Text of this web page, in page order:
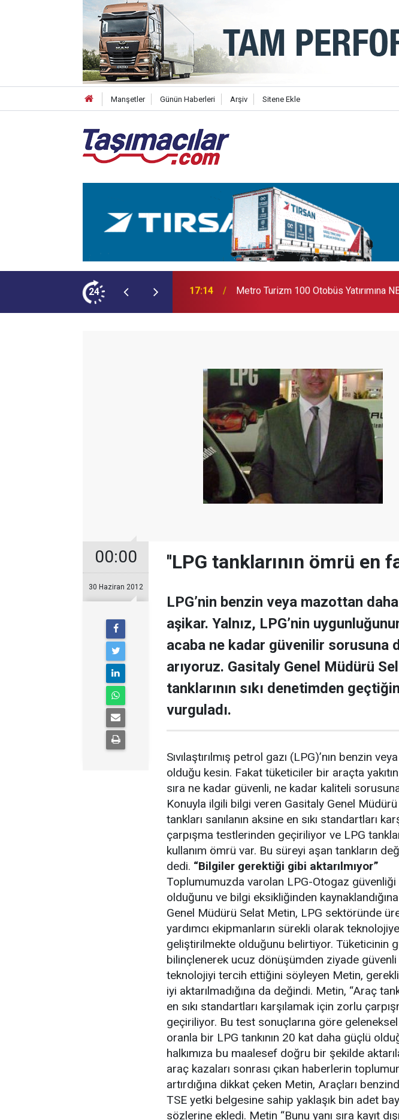
Manşetler Günün Haberleri Arşiv Sitene Ekle
24
NEOPLAN Skyliner Ekledi 17:07 Audi Q9 Markanın En Büyük SUV
00:00
30 Haziran 2012
''LPG tanklarının ömrü en
LPG’nin benzin veya mazottan
aşikar. Yalnız, LPG’nin
acaba ne kadar güvenilir sorusuna
arıyoruz. Gasitaly Genel Müdürü
tanklarının sıkı denetimden
vurguladı.
Sıvılaştırılmış petrol gazı (LPG)’nın benzin
olduğu kesin. Fakat tüketiciler bir araçta yakıtın
sıra ne kadar güvenli, ne kadar kaliteli
Konuyla ilgili bilgi veren Gasitaly Genel
tankları sanılanın aksine en sıkı standartları
çarpışma testlerinden geçiriliyor ve LPG
kullanım ömrü var. Bu süreyi aşan tankların
dedi. “Bilgiler gerektiği gibi aktarılmıyor”
Toplumumuzda varolan LPG-Otogaz
olduğunu ve bilgi eksikliğinden
Genel Müdürü Selat Metin, LPG sektöründe
yardımcı ekipmanların sürekli olarak
geliştirilmekte olduğunu belirtiyor. Tüketicinin
bilinçlenerek ucuz dönüşümden ziyade
teknolojiyi tercih ettiğini söyleyen Metin,
iyi aktarılmadığına da değindi. Metin, “Araç
en sıkı standartları karşılamak için zorlu
geçiriliyor. Bu test sonuçlarına göre geleneksel
oranla bir LPG tankının 20 kat daha güçlü
halkımıza bu maalesef doğru bir şekilde
araç kazaları sonrası çıkan haberlerin
artırdığına dikkat çeken Metin, Araçları
TSE yetki belgesine sahip yaklaşık bin adet
sözlerine ekledi. Metin “Bunu yanı sıra kayıt